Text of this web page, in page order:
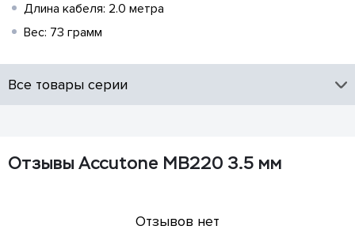
Длина кабеля: 2.0 метра
Вес: 73 грамм
Все товары серии
Отзывы Accutone MB220 3.5 мм
Отзывов нет